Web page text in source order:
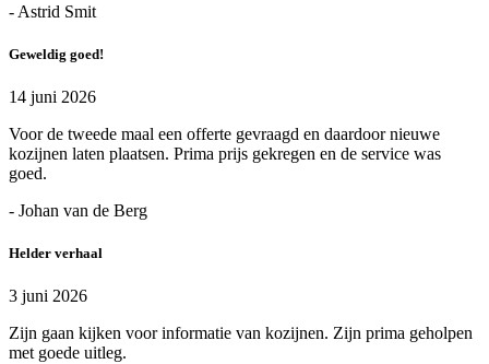
- Astrid Smit
Geweldig goed!
14 juni 2026
Voor de tweede maal een offerte gevraagd en daardoor nieuwe
kozijnen laten plaatsen. Prima prijs gekregen en de service was
goed.
- Johan van de Berg
Helder verhaal
3 juni 2026
Zijn gaan kijken voor informatie van kozijnen. Zijn prima geholpen
met goede uitleg.